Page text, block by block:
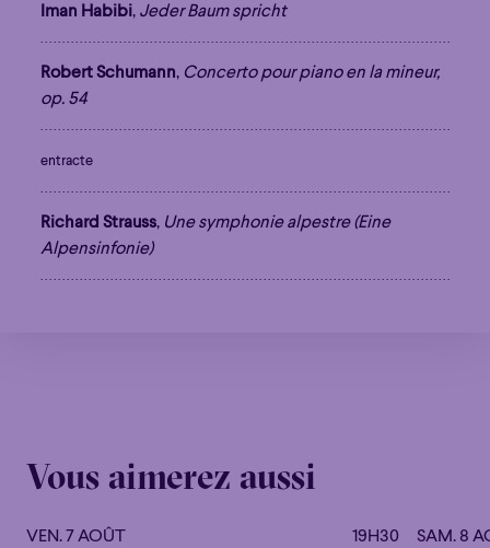
Familial
Familial
Apéro
Apéro
Éclaté
Éclaté
POP
Immersif
Immersif
Étonnant
Poétique
Iman Habibi, Jeder Baum spricht
Robert Schumann, Concerto pour piano en la mineur,
op. 54
entracte
Richard Strauss, Une symphonie alpestre (Eine
Alpensinfonie)
Vous aimerez aussi
VEN. 7 AOÛT 19H30 SAM. 8